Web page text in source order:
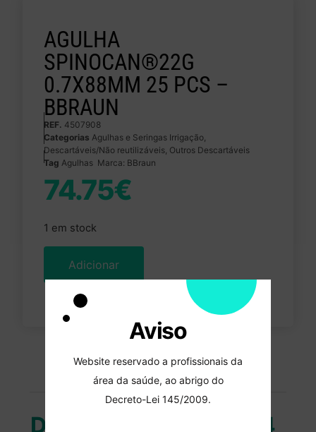
AGULHA
SPINOCAN®22G
0.7X88MM 25 PCS –
BBRAUN
REF. 4507908
Categorias Agulhas e Seringas Irrigação
Descartáveis/Não reutilizáveis Outros Descartáveis
Tag Agulhas Marca: BBraun
74.75€
1 em stock
Adicionar
PORTES GRATUITOS
encomendas superiores a 100 euros
Duvidas? 232 096 284
Aviso
Website reservado a profissionais da
área da saúde, ao abrigo do
Decreto-Lei 145/2009.